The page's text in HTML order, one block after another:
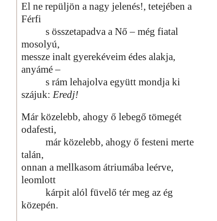
El ne repüljön a nagy jelenés!, tetejében a
Férfi
s összetapadva a Nő – még fiatal
mosolyú,
messze inalt gyerekéveim édes alakja,
anyámé –
s rám lehajolva együtt mondja ki
szájuk:Eredj!
Már közelebb, ahogy ő lebegő tömegét
odafesti,
már közelebb, ahogy ő festeni merte
talán,
onnan a mellkasom átriumába leérve,
leomlott
kárpit alól füvelő tér meg az ég
közepén.